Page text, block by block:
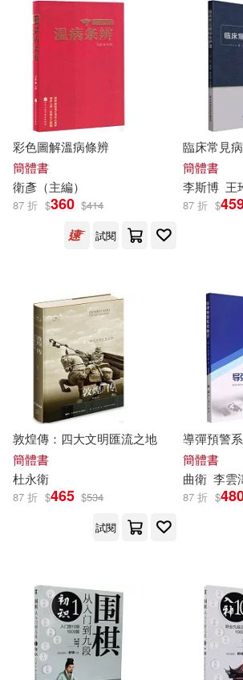
（瑞典）拉格洛夫(18)
妖精(17)
朴始連(17) 李偉文(17)
李曉明(17) 李澤厚(17)
（英）柯南·道爾，厲河(17)
Maria Isabel(16)
Sanchez Vegara(16)
何政廣(16)
劉培傑數學工作室(16)
安德魯．克萊門斯(16)
斯瓦米韋達．帕若堤(16)
湖北美術出版社(117)
明窗出版社(114)
EuroArts(113) Ingram(111)
交通部運輸研究所(108)
上海外語教育出版社(107)
馬可孛羅(107)
接力出版社(103)
MELODIYA(100)
中國華僑出版社(99)
彩色圖解溫病條辨
簡體書
衛彥（主編）
87 折 $360 $414
試閱
臨床常見
簡體書
李斯博 王
87 折 $
敦煌傳：四大文明匯流之地
簡體書
杜永衛
87 折 $465 $534
試閱
導彈預警
簡體書
曲衛 李雲
87 折 $